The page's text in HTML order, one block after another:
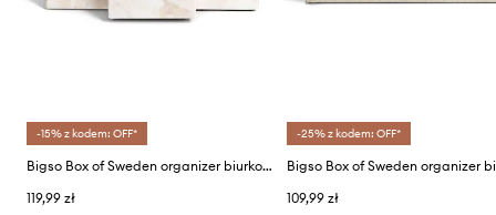
-15% z kodem: OFF*
Bigso Box of Sweden organizer biurkowy
119,99 zł
-25% z kodem: OFF*
109,99 zł